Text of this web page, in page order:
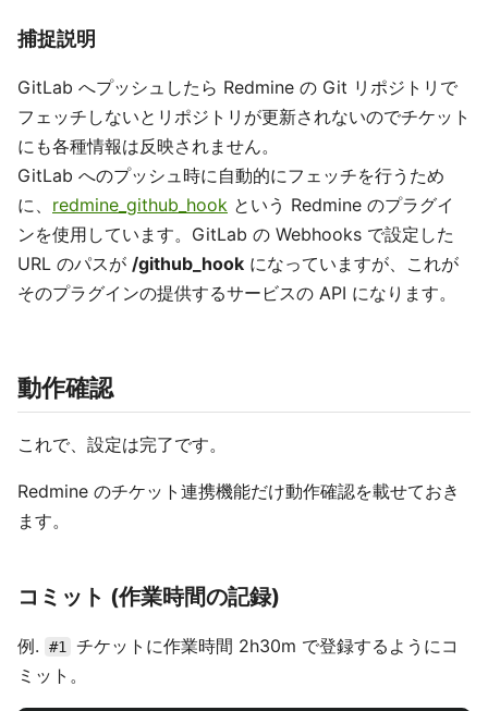
捕捉説明
GitLab へプッシュしたら Redmine の Git リポジトリで
フェッチしないとリポジトリが更新されないのでチケット
にも各種情報は反映されません。
GitLab へのプッシュ時に自動的にフェッチを行うため
に、 redmine_github_hook という Redmine のプラグイ
ンを使用しています。GitLab の Webhooks で設定した
URL のパスが /github_hook になっていますが、これが
そのプラグインの提供するサービスの API になります。
動作確認
これで、設定は完了です。
Redmine のチケット連携機能だけ動作確認を載せておき
ます。
コミット (作業時間の記録)
例. #1 チケットに作業時間 2h30m で登録するようにコ
ミット。